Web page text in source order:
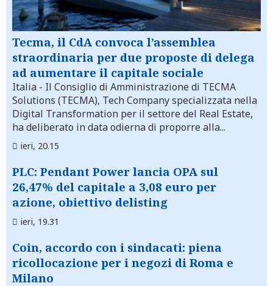
Tecma, il CdA convoca l’assemblea
straordinaria per due proposte di delega
ad aumentare il capitale sociale
Italia - Il Consiglio di Amministrazione di TECMA
Solutions (TECMA), Tech Company specializzata nella
Digital Transformation per il settore del Real Estate,
ha deliberato in data odierna di proporre alla...
ieri, 20.15
PLC: Pendant Power lancia OPA sul
26,47% del capitale a 3,08 euro per
azione, obiettivo delisting
ieri, 19.31
Coin, accordo con i sindacati: piena
ricollocazione per i negozi di Roma e
Milano